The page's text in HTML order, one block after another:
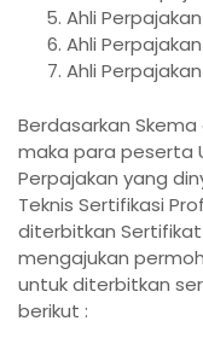
Ahli
Ahli
Ahli Perpajakan
Berdasarkan
maka para peserta
Perpajakan yang
Teknis Sertifikasi
diterbitkan
mengajukan
untuk diterbitkan
berikut :